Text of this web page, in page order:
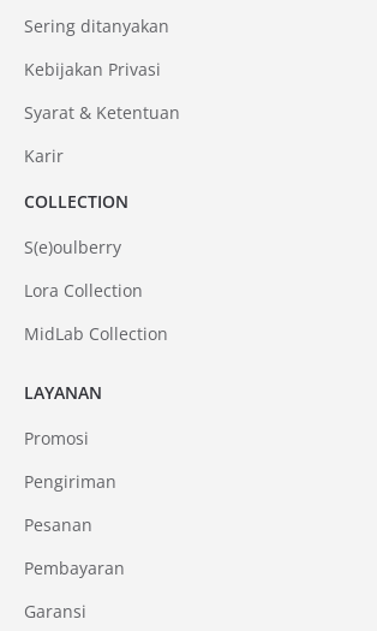
LAYANAN
Promosi
Pengiriman
Pesanan
Pembayaran
Garansi
Sering ditanyakan
Kebijakan Privasi
Syarat & Ketentuan
Karir
COLLECTION
S(e)oulberry
Lora Collection
MidLab Collection